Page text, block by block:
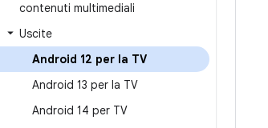
contenuti multimediali
Uscite
Android 12 per la TV
Android 13 per la TV
Android 14 per TV